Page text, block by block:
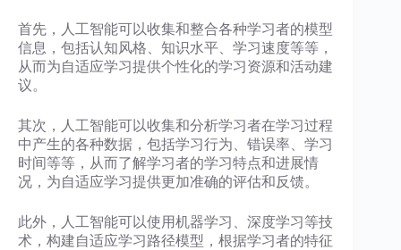
首先，人工智能可以收集和整合各种学习者的模型
信息，包括认知风格、知识水平、学习速度等等，
从而为自适应学习提供个性化的学习资源和活动建
议。
其次，人工智能可以收集和分析学习者在学习过程
中产生的各种数据，包括学习行为、错误率、学习
时间等等，从而了解学习者的学习特点和进展情
况，为自适应学习提供更加准确的评估和反馈。
此外，人工智能可以使用机器学习、深度学习等技
术，构建自适应学习路径模型，根据学习者的特征